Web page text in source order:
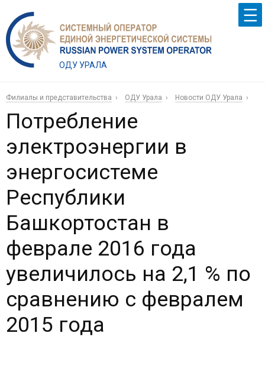
ОДУ УРАЛА
Филиалы и представительства ОДУ Урала Новости ОДУ Урала
Потребление
электроэнергии в
энергосистеме
Республики
Башкортостан в
феврале 2016 года
увеличилось на 2,1 % по
сравнению с февралем
2015 года